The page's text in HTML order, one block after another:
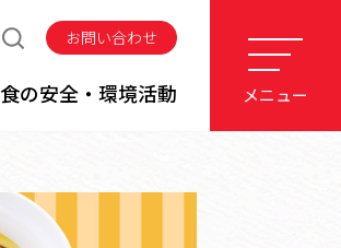
お問い合わせ
食の安全・環境活動 メニュー